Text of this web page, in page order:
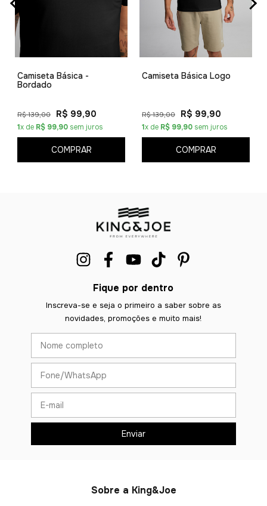
Camiseta Básica -
Bordado
R$ 139,00 R$ 99,90
1x de R$ 99,90 sem juros
COMPRAR
Camiseta Básica Logo
R$ 139,00 R$ 99,90
1x de R$ 99,90 sem juros
COMPRAR
Fique por dentro
Inscreva-se e seja o primeiro a saber sobre as
novidades, promoções e muito mais!
Sobre a King&Joe